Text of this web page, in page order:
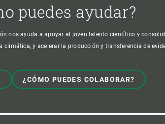
puedes ayudar?
nos ayuda a apoyar al joven talento científico y
climática, y acelerar la producción y transferencia de
¿CÓMO PUEDES COLABORAR?